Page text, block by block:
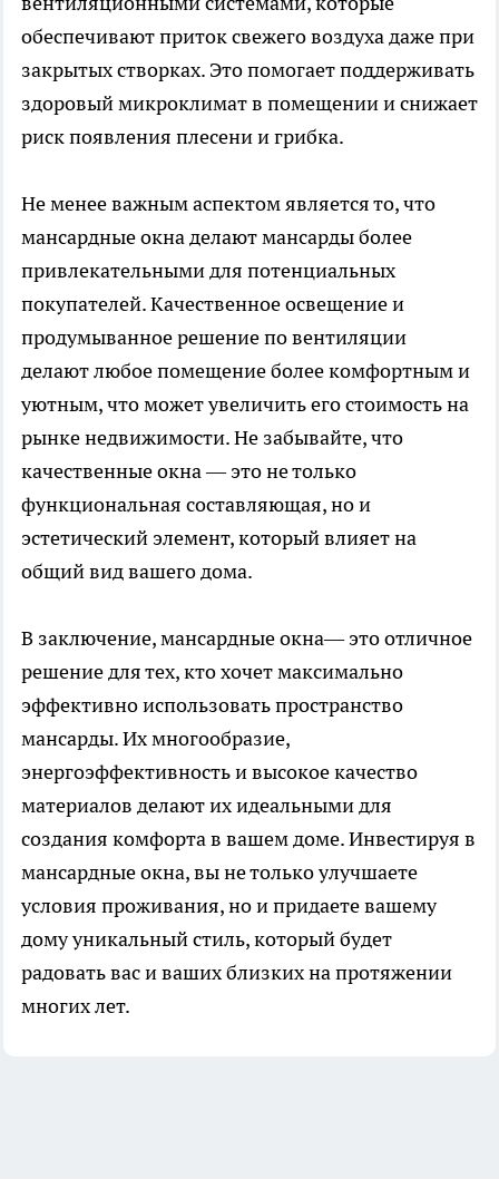
обеспечивают приток свежего воздуха даже при
закрытых створках. Это помогает поддерживать
здоровый микроклимат в помещении и снижает
риск появления плесени и грибка.
Не менее важным аспектом является то, что
мансардные окна делают мансарды более
привлекательными для потенциальных
покупателей. Качественное освещение и
продумыванное решение по вентиляции
делают любое помещение более комфортным и
уютным, что может увеличить его стоимость на
рынке недвижимости. Не забывайте, что
качественные окна — это не только
функциональная составляющая, но и
эстетический элемент, который влияет на
общий вид вашего дома.
В заключение, мансардные окна— это отличное
решение для тех, кто хочет максимально
эффективно использовать пространство
мансарды. Их многообразие,
энергоэффективность и высокое качество
материалов делают их идеальными для
создания комфорта в вашем доме. Инвестируя в
мансардные окна, вы не только улучшаете
условия проживания, но и придаете вашему
дому уникальный стиль, который будет
радовать вас и ваших близких на протяжении
многих лет.